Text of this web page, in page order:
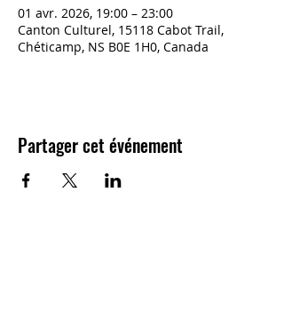
01 avr. 2026, 19:00 – 23:00
Canton Culturel, 15118 Cabot Trail,
Chéticamp, NS B0E 1H0, Canada
Partager cet événement